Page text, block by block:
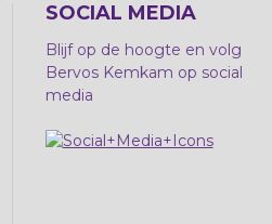
SOCIAL MEDIA
Blijf op de hoogte en volg
Bervos Kemkam op social
media